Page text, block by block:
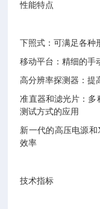
性能特点
下照式：可满足各种
移动平台：精细的手
高分辨率探测器：提
准直器和滤光片：多
测试方式的应用
新一代的高压电源
效率
技术指标